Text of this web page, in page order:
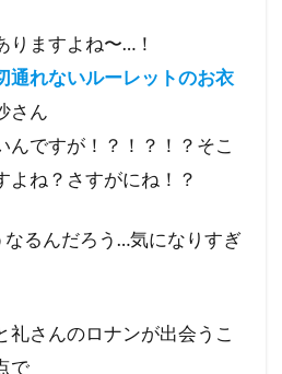
りますよね〜…！
通れないルーレットのお衣
さん
んですが！？！？！？そこ
よね？さすがにね！？
るんだろう…気になりすぎ
礼さんのロナンが出会うこ
で